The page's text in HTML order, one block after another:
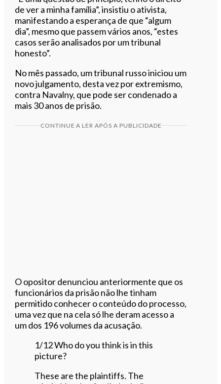
de ver a minha família”, insistiu o ativista,
manifestando a esperança de que “algum
dia”, mesmo que passem vários anos, “estes
casos serão analisados por um tribunal
honesto”.
No mês passado, um tribunal russo iniciou um
novo julgamento, desta vez por extremismo,
contra Navalny, que pode ser condenado a
mais 30 anos de prisão.
CONTINUE A LER APÓS A PUBLICIDADE
O opositor denunciou anteriormente que os
funcionários da prisão não lhe tinham
permitido conhecer o conteúdo do processo,
uma vez que na cela só lhe deram acesso a
um dos 196 volumes da acusação.
1/12 Who do you think is in this
picture?
These are the plaintiffs. The